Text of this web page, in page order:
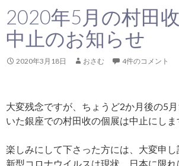
2020年5月の村田
中止のお知らせ
2020年3月18日 おさむ 4件のコメント
大変残念ですが、ちょうど2か月後の5
いた銀座での村田收の個展は中止にしま
楽しみにして下さった方には、大変申し
新型コロナウイルスは現状、日本に限